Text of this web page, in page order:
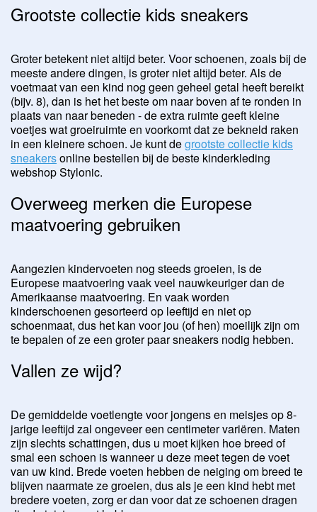
Grootste collectie kids sneakers
Groter betekent niet altijd beter. Voor schoenen, zoals bij de
meeste andere dingen, is groter niet altijd beter. Als de
voetmaat van een kind nog geen geheel getal heeft bereikt
(bijv. 8), dan is het het beste om naar boven af ​​te ronden in
plaats van naar beneden - de extra ruimte geeft kleine
voetjes wat groeiruimte en voorkomt dat ze bekneld raken
in een kleinere schoen. Je kunt degrootste collectie kids
sneakersonline bestellen bij de beste kinderkleding
webshop Stylonic.
Overweeg merken die Europese
maatvoering gebruiken
Aangezien kindervoeten nog steeds groeien, is de
Europese maatvoering vaak veel nauwkeuriger dan de
Amerikaanse maatvoering. En vaak worden
kinderschoenen gesorteerd op leeftijd en niet op
schoenmaat, dus het kan voor jou (of hen) moeilijk zijn om
te bepalen of ze een groter paar sneakers nodig hebben.
Vallen ze wijd?
De gemiddelde voetlengte voor jongens en meisjes op 8-
jarige leeftijd zal ongeveer een centimeter variëren. Maten
zijn slechts schattingen, dus u moet kijken hoe breed of
smal een schoen is wanneer u deze meet tegen de voet
van uw kind. Brede voeten hebben de neiging om breed te
blijven naarmate ze groeien, dus als je een kind hebt met
bredere voeten, zorg er dan voor dat ze schoenen dragen